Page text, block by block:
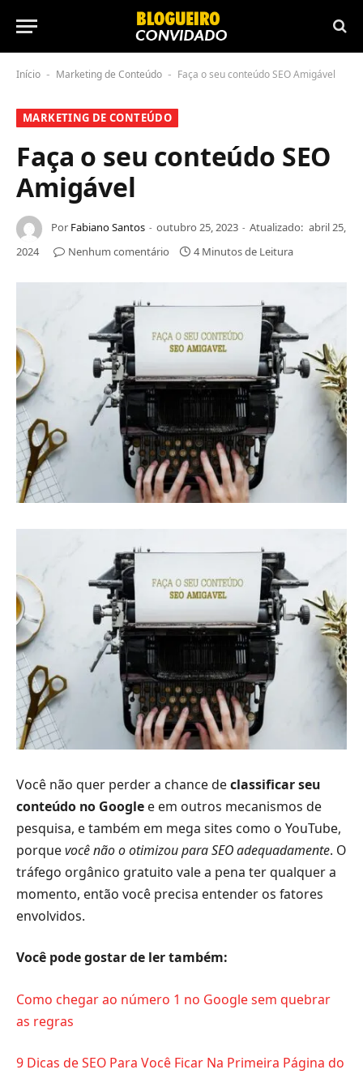
Início - Marketing de Conteúdo - Faça o seu conteúdo SEO Amigável
MARKETING DE CONTEÚDO
Faça o seu conteúdo SEO
Amigável
Por Fabiano Santos outubro 25, 2023 Atualizado: abril 25,
2024
Nenhum comentário 4 Minutos de Leitura
Você não quer perder a chance declassificar seu
conteúdo no Google e em outros mecanismos de
pesquisa, e também em mega sites como o YouTube,
porquevocê não o otimizou para SEO adequadamente. O
tráfego orgânico gratuito vale a pena ter qualquer a
momento, então você precisa entender os fatores
envolvidos.
Você pode gostar de ler também:
Como chegar ao número 1 no Google sem quebrar
as regras
9 Dicas de SEO Para Você Ficar Na Primeira Página do